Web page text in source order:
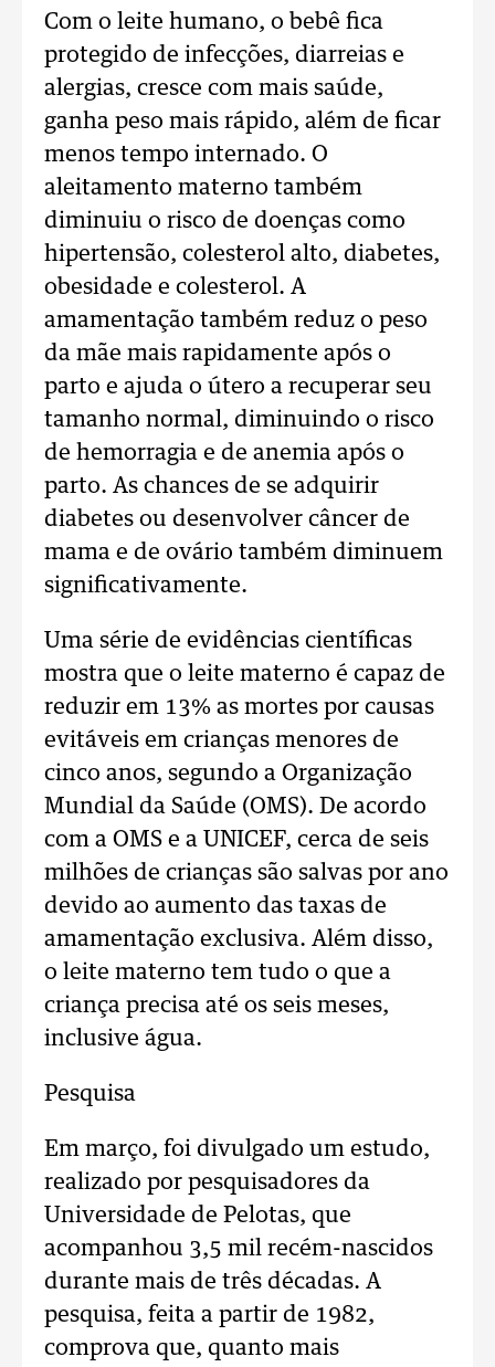
Com o leite humano, o bebê fica
protegido de infecções, diarreias e
alergias, cresce com mais saúde,
ganha peso mais rápido, além de ficar
menos tempo internado. O
aleitamento materno também
diminuiu o risco de doenças como
hipertensão, colesterol alto, diabetes,
obesidade e colesterol. A
amamentação também reduz o peso
da mãe mais rapidamente após o
parto e ajuda o útero a recuperar seu
tamanho normal, diminuindo o risco
de hemorragia e de anemia após o
parto. As chances de se adquirir
diabetes ou desenvolver câncer de
mama e de ovário também diminuem
significativamente.
Uma série de evidências científicas
mostra que o leite materno é capaz de
reduzir em 13% as mortes por causas
evitáveis em crianças menores de
cinco anos, segundo a Organização
Mundial da Saúde (OMS). De acordo
com a OMS e a UNICEF, cerca de seis
milhões de crianças são salvas por ano
devido ao aumento das taxas de
amamentação exclusiva. Além disso,
o leite materno tem tudo o que a
criança precisa até os seis meses,
inclusive água.
Pesquisa
Em março, foi divulgado um estudo,
realizado por pesquisadores da
Universidade de Pelotas, que
acompanhou 3,5 mil recém-nascidos
durante mais de três décadas. A
pesquisa, feita a partir de 1982,
comprova que, quanto mais